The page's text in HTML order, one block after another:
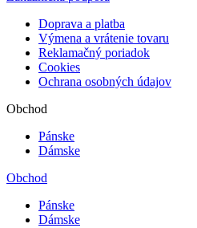
Doprava a platba
Výmena a vrátenie tovaru
Reklamačný poriadok
Cookies
Ochrana osobných údajov
Obchod
Pánske
Dámske
Obchod
Pánske
Dámske